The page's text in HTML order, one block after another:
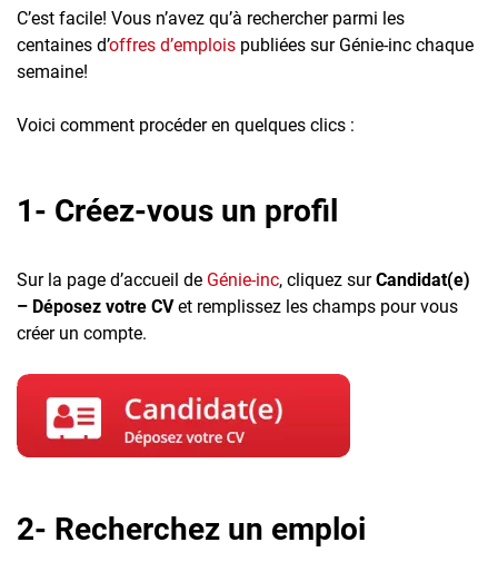
C’est facile! Vous n’avez qu’à rechercher parmi les
centaines d’offres d’emplois publiées sur Génie-inc chaque
semaine!
Voici comment procéder en quelques clics :
1- Créez-vous un profil
Sur la page d’accueil de Génie-inc, cliquez surCandidat(e)
– Déposez votre CVet remplissez les champs pour vous
créer un compte.
2- Recherchez un emploi